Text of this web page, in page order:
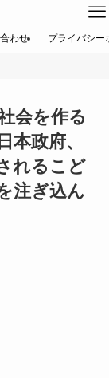
わせ プライバシー
会を作る
本政府、
れるこど
注ぎ込ん